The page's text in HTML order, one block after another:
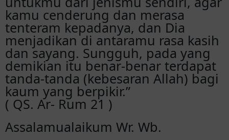
kamu cenderung dan merasa
tenteram kepadanya, dan Dia
menjadikan di antaramu rasa kasih
dan sayang. Sungguh, pada yang
demikian itu benar-benar terdapat
tanda-tanda (kebesaran Allah) bagi
kaum yang berpikir.”
( QS. Ar- Rum 21 )
Assalamualaikum Wr. Wb.